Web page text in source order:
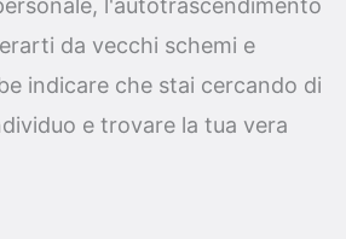
da vecchi schemi e
indicare che stai cercando di
e trovare la tua vera